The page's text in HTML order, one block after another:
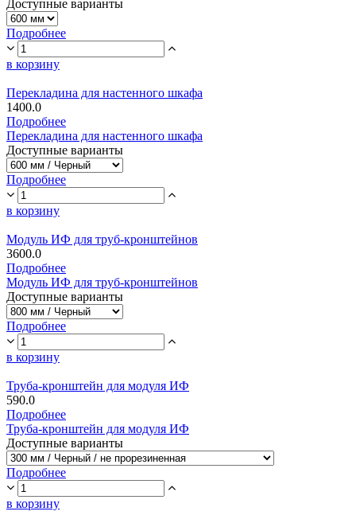
Доступные варианты
Подробнее
в корзину
Перекладина для настенного шкафа
1400.0
Подробнее
Перекладина для настенного шкафа
Доступные варианты
Подробнее
в корзину
Модуль ИФ для труб-кронштейнов
3600.0
Подробнее
Модуль ИФ для труб-кронштейнов
Доступные варианты
Подробнее
в корзину
Труба-кронштейн для модуля ИФ
590.0
Подробнее
Труба-кронштейн для модуля ИФ
Доступные варианты
Подробнее
в корзину